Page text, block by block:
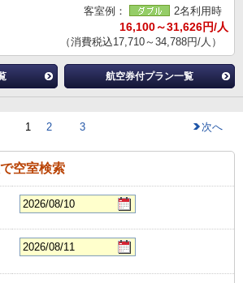
客室例：
2名利用時
16,100～31,626円/人
（消費税込17,710～34,788円/人）
航空券付プラン一覧
1 2 3 次へ
空室検索